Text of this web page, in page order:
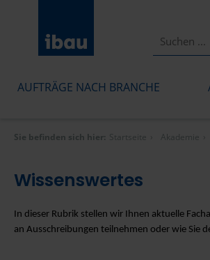
AUFTRÄGE NACH BRANCHE
Sie befinden sich hier: Startseite Akademie
Wissenswertes
In dieser Rubrik stellen wir Ihnen aktuelle
an Ausschreibungen teilnehmen oder wie Sie